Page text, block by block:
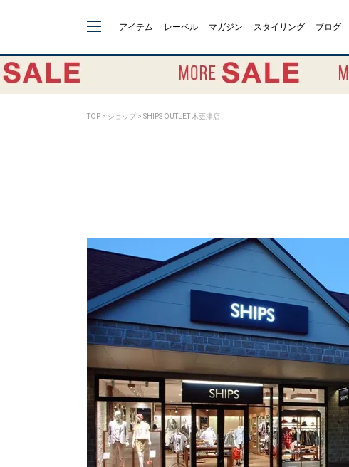
アイテム レーベル マガジン スタイリング ブログ
TOP > ショップ > SHIPS OUTLET 木更津店